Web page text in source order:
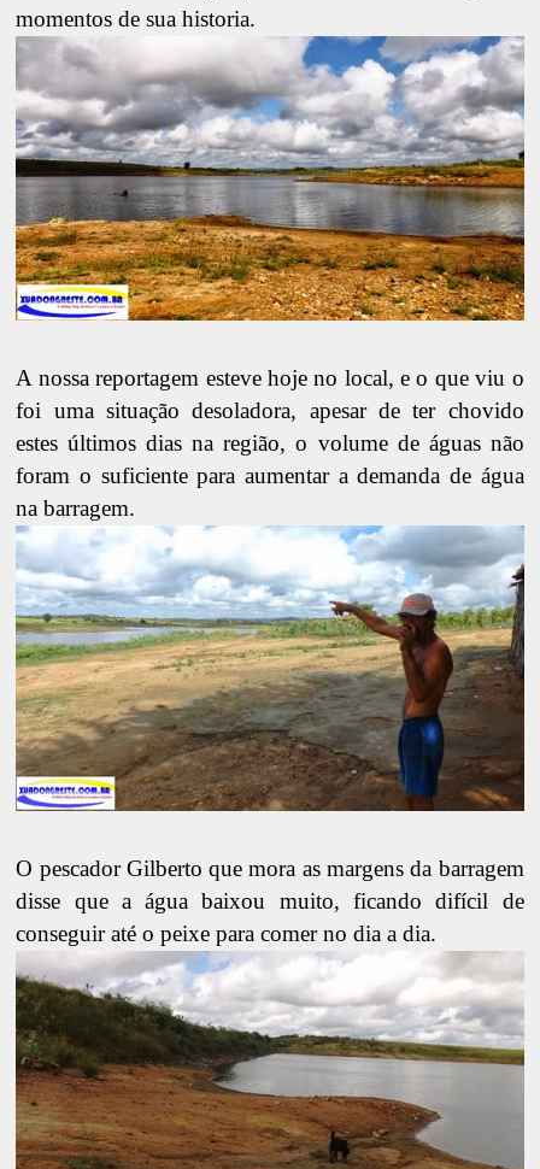
momentos de sua historia.
A nossa reportagem esteve hoje no local, e o que viu o
foi uma situação desoladora, apesar de ter chovido
estes últimos dias na região, o volume de águas não
foram o suficiente para aumentar a demanda de água
na barragem.
O pescador Gilberto que mora as margens da barragem
disse que a água baixou muito, ficando difícil de
conseguir até o peixe para comer no dia a dia.